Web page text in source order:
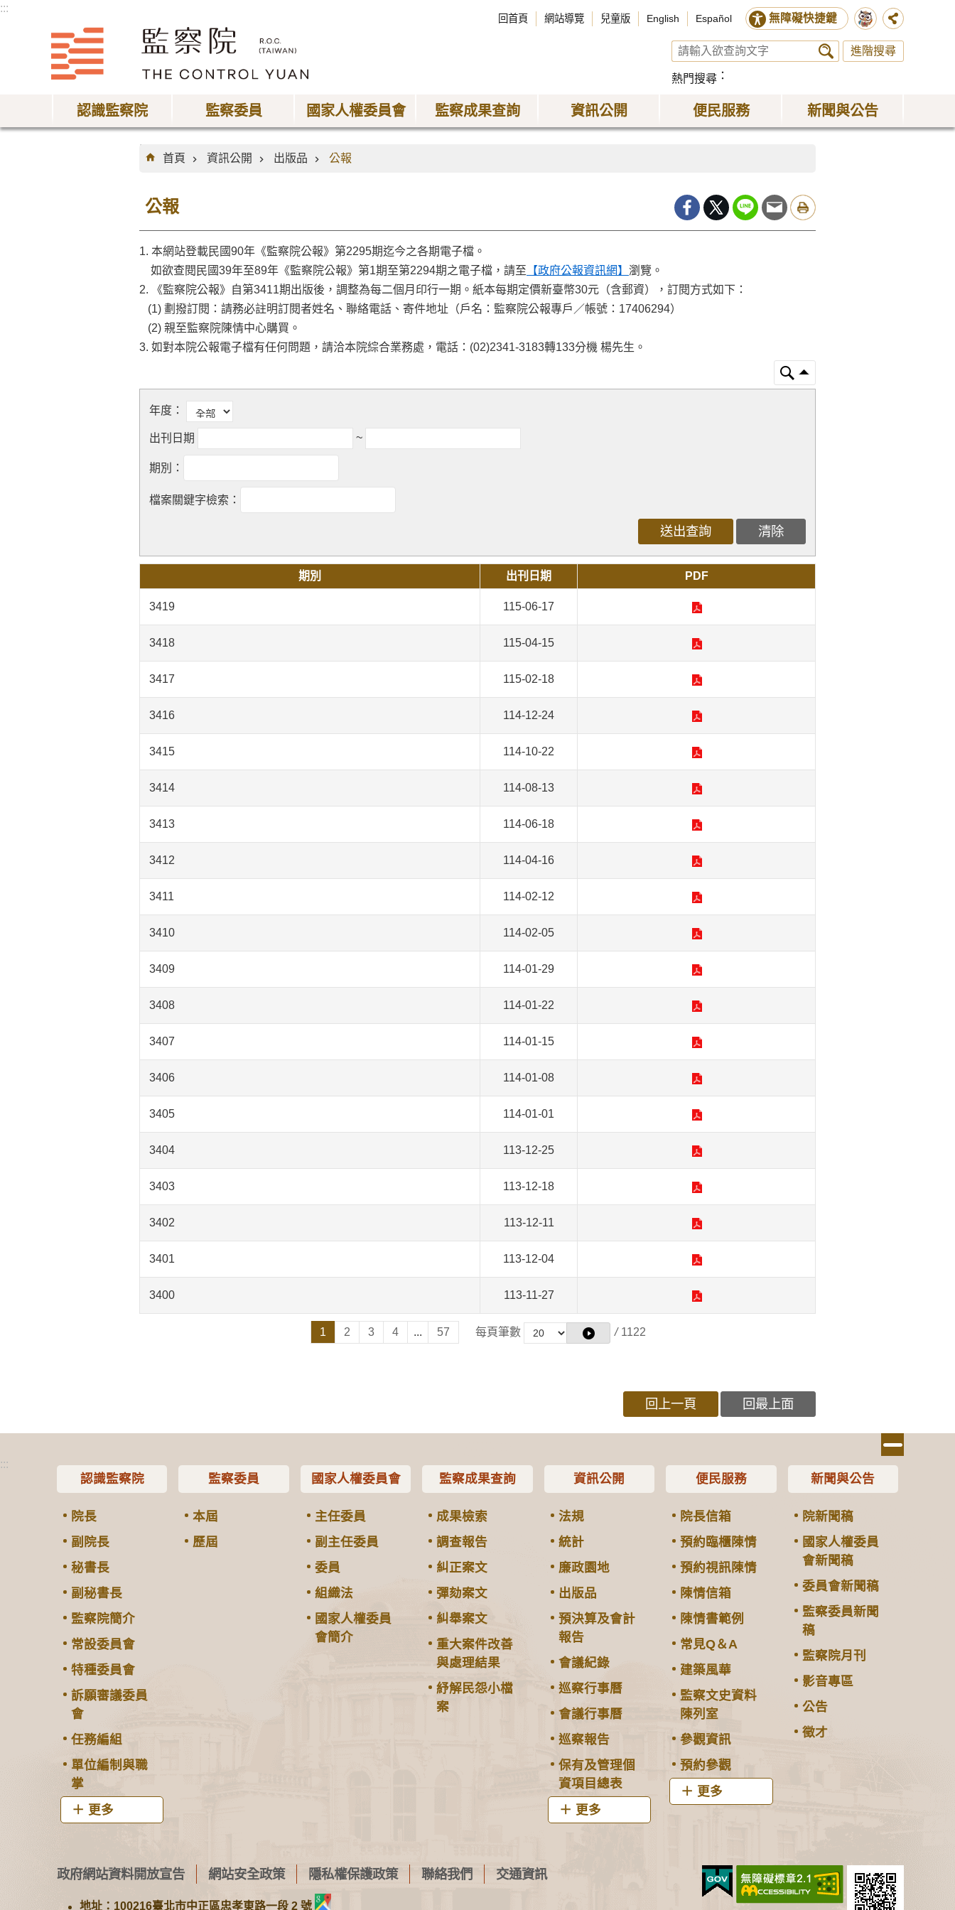
:::
回首頁 網站導覽 兒童版 English Español 無障礙快捷鍵
進階搜尋
熱門搜尋
認識監察院 監察委員 國家人權委員會 監察成果查詢 資訊公開 便民服務 新聞與公告
:::
首頁
資訊公開 出版品 公報
公報
1. 本網站登載民國90年《監察院公報》第2295期迄今之各期電子檔。
如欲查閱民國39年至89年《監察院公報》第1期至第2294期之電子檔，請至 【政府公報資訊網】 瀏覽。
2. 《監察院公報》自第3411期出版後，調整為每二個月印行一期。紙本每期定價新臺幣30元（含郵資），訂閱方式如下：
(1) 劃撥訂閱：請務必註明訂閱者姓名、聯絡電話、寄件地址（戶名：監察院公報專戶／帳號：17406294）
(2) 親至監察院陳情中心購買。
3. 如對本院公報電子檔有任何問題，請洽本院綜合業務處，電話：(02)2341-3183轉133分機 楊先生。
年度：
出刊日期 ~
期別 出刊日期 PDF
3419 115-06-17
3418 115-04-15
3417 115-02-18
3416 114-12-24
3415 114-10-22
3414 114-08-13
3413 114-06-18
3412 114-04-16
3411 114-02-12
3410 114-02-05
3409 114-01-29
3408 114-01-22
3407 114-01-15
3406 114-01-08
3405 114-01-01
3404 113-12-25
3403 113-12-18
3402 113-12-11
3401 113-12-04
3400 113-11-27
1 2 3 4 ... 57 每頁筆數 / 1122
回上一頁 回最上面
:::
認識監察院
院長
副院長
秘書長
副秘書長
監察院簡介
常設委員會
特種委員會
訴願審議委員
會
任務編組
單位編制與職
掌
更多
監察委員
本屆
歷屆
國家人權委員會
主任委員
副主任委員
委員
組織法
國家人權委員
會簡介
監察成果查詢
成果檢索
調查報告
糾正案文
彈劾案文
糾舉案文
重大案件改善
與處理結果
紓解民怨小檔
案
資訊公開
法規
統計
廉政園地
出版品
預決算及會計
報告
會議紀錄
巡察行事曆
會議行事曆
巡察報告
保有及管理個
資項目總表
更多
便民服務
院長信箱
預約臨櫃陳情
預約視訊陳情
陳情信箱
陳情書範例
常見Q＆A
建築風華
監察文史資料
陳列室
參觀資訊
預約參觀
更多
新聞與公告
院新聞稿
國家人權委員
會新聞稿
委員會新聞稿
監察委員新聞
稿
監察院月刊
影音專區
公告
徵才
政府網站資料開放宣告 網站安全政策 隱私權保護政策 聯絡我們 交通資訊
地址：100216臺北市中正區忠孝東路一段 2 號